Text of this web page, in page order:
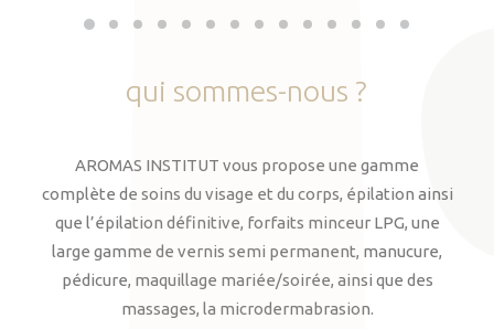
qui sommes-nous ?
AROMAS INSTITUT vous propose une gamme
complète de soins du visage et du corps, épilation ainsi
que l’épilation définitive, forfaits minceur LPG, une
large gamme de vernis semi permanent, manucure,
pédicure, maquillage mariée/soirée, ainsi que des
massages, la microdermabrasion.